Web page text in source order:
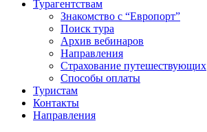
Турагентствам
Знакомство с “Европорт”
Поиск тура
Архив вебинаров
Направления
Страхование путешествующих
Способы оплаты
Туристам
Контакты
Направления